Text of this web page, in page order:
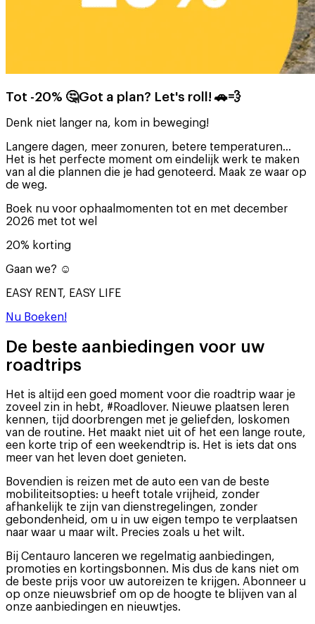
Tot -20% 🤔Got a plan? Let's roll! 🚗💨
Denk niet langer na, kom in beweging!
Langere dagen, meer zonuren, betere temperaturen…
Het is het perfecte moment om eindelijk werk te maken
van al die plannen die je had genoteerd. Maak ze waar op
de weg.
Boek nu voor ophaalmomenten tot en met december
2026 met tot wel
20% korting
Gaan we? ☺️
EASY RENT, EASY LIFE
Nu Boeken!
De beste aanbiedingen voor uw
roadtrips
Het is altijd een goed moment voor die roadtrip waar je
zoveel zin in hebt, #Roadlover. Nieuwe plaatsen leren
kennen, tijd doorbrengen met je geliefden, loskomen
van de routine. Het maakt niet uit of het een lange route,
een korte trip of een weekendtrip is. Het is iets dat ons
meer van het leven doet genieten.
Bovendien is reizen met de auto een van de beste
mobiliteitsopties: u heeft totale vrijheid, zonder
afhankelijk te zijn van dienstregelingen, zonder
gebondenheid, om u in uw eigen tempo te verplaatsen
naar waar u maar wilt. Precies zoals u het wilt.
Bij Centauro lanceren we regelmatig aanbiedingen,
promoties en kortingsbonnen. Mis dus de kans niet om
de beste prijs voor uw autoreizen te krijgen. Abonneer u
op onze nieuwsbrief om op de hoogte te blijven van al
onze aanbiedingen en nieuwtjes.